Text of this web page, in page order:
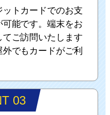
ットカードでのお支
可能です。端末をお
てご訪問いたします
でもカードがご利
03